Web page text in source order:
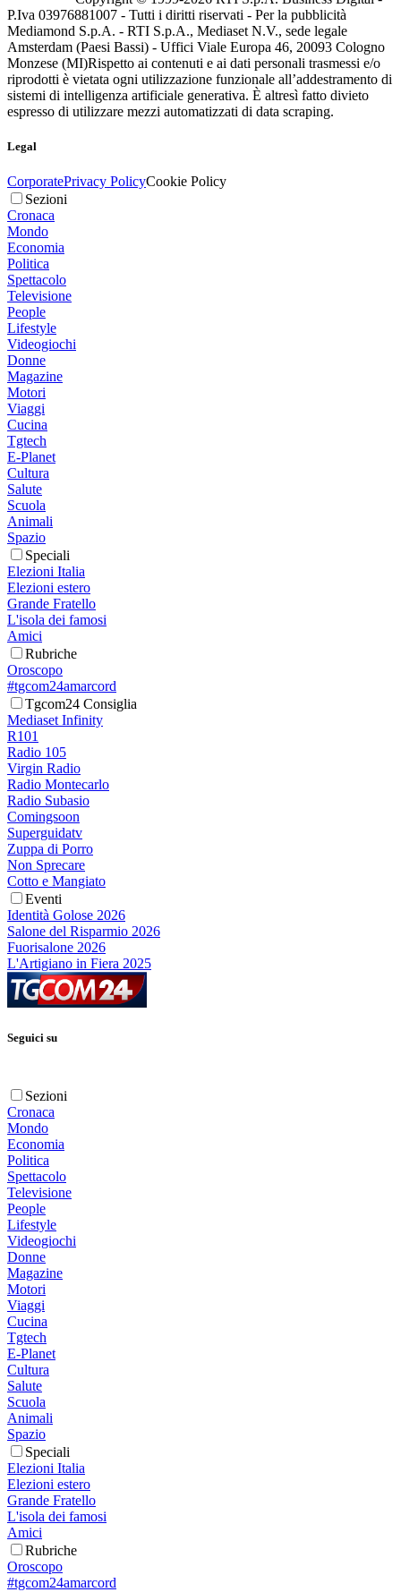
P.Iva 03976881007 - Tutti i diritti riservati - Per la pubblicità
Mediamond S.p.A. - RTI S.p.A., Mediaset N.V., sede legale
Amsterdam (Paesi Bassi) - Uffici Viale Europa 46, 20093 Cologno
Monzese (MI)Rispetto ai contenuti e ai dati personali trasmessi e/o
riprodotti è vietata ogni utilizzazione funzionale all’addestramento di
sistemi di intelligenza artificiale generativa. È altresì fatto divieto
espresso di utilizzare mezzi automatizzati di data scraping.
Legal
CorporatePrivacy PolicyCookie Policy
Sezioni
Cronaca
Mondo
Economia
Politica
Spettacolo
Televisione
People
Lifestyle
Videogiochi
Donne
Magazine
Motori
Viaggi
Cucina
Tgtech
E-Planet
Cultura
Salute
Scuola
Animali
Spazio
Speciali
Elezioni Italia
Elezioni estero
Grande Fratello
L'isola dei famosi
Amici
Rubriche
Oroscopo
#tgcom24amarcord
Tgcom24 Consiglia
Mediaset Infinity
R101
Radio 105
Virgin Radio
Radio Montecarlo
Radio Subasio
Comingsoon
Superguidatv
Zuppa di Porro
Non Sprecare
Cotto e Mangiato
Eventi
Identità Golose 2026
Salone del Risparmio 2026
Fuorisalone 2026
L'Artigiano in Fiera 2025
Seguici su
Sezioni
Cronaca
Mondo
Economia
Politica
Spettacolo
Televisione
People
Lifestyle
Videogiochi
Donne
Magazine
Motori
Viaggi
Cucina
Tgtech
E-Planet
Cultura
Salute
Scuola
Animali
Spazio
Speciali
Elezioni Italia
Elezioni estero
Grande Fratello
L'isola dei famosi
Amici
Rubriche
Oroscopo
#tgcom24amarcord